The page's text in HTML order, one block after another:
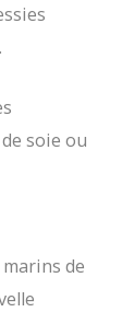
soie ou
de